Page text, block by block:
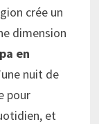
crée un
dimension
en
nuit de
pour
et